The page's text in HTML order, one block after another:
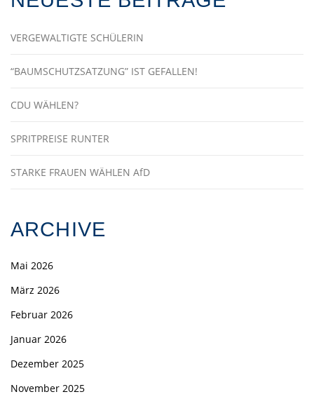
VERGEWALTIGTE SCHÜLERIN
“BAUMSCHUTZSATZUNG” IST GEFALLEN!
CDU WÄHLEN?
SPRITPREISE RUNTER
STARKE FRAUEN WÄHLEN AfD
ARCHIVE
Mai 2026
März 2026
Februar 2026
Januar 2026
Dezember 2025
November 2025